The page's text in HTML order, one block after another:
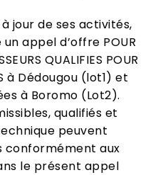
jour de ses activités,
appel d’offre POUR
QUALIFIES POUR
à Dédougou (lot1) et
à Boromo (Lot2).
qualifiés et
peuvent
conformément aux
le présent appel